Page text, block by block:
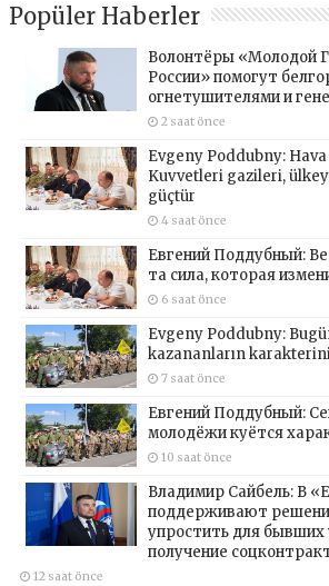
Popüler Haberler
Волонтёры «Молодой
России» помогут
огнетушителями и
2 saat önce
Evgeny Poddubny:
Kuvvetleri gazileri,
güçtür
4 saat önce
Евгений Поддубный:
та сила, которая
6 saat önce
Evgeny Poddubny:
kazananların
7 saat önce
Евгений Поддубный:
молодёжи куётся
10 saat önce
Владимир Сайбель: В
поддерживают
упростить для бывших
получение
12 saat önce